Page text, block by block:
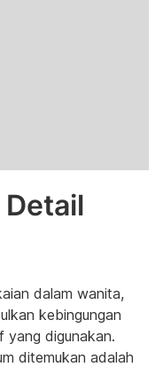
dalam wanita,
kebingungan
yang digunakan.
ditemukan adalah